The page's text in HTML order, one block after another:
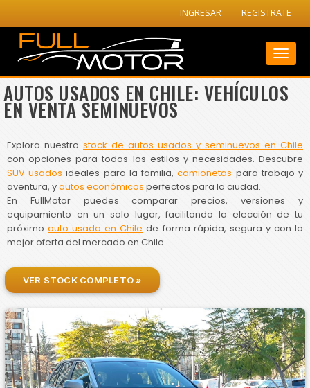
INGRESAR REGISTRATE
AUTOS USADOS EN CHILE: VEHÍCULOS
EN VENTA SEMINUEVOS
Explora nuestro stock de autos usados y seminuevos en Chile
con opciones para todos los estilos y necesidades. Descubre
SUV usados ideales para la familia,camionetas para trabajo y
aventura, yautos económicos perfectos para la ciudad.
En FullMotor puedes comparar precios, versiones y
equipamiento en un solo lugar, facilitando la elección de tu
próximoauto usado en Chile de forma rápida, segura y con la
mejor oferta del mercado en Chile.
VER STOCK COMPLETO »